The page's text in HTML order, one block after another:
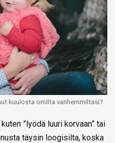
kuulosta omilta vanhemmiltasi?
”lyödä luuri korvaan” tai
täysin loogisilta, koska